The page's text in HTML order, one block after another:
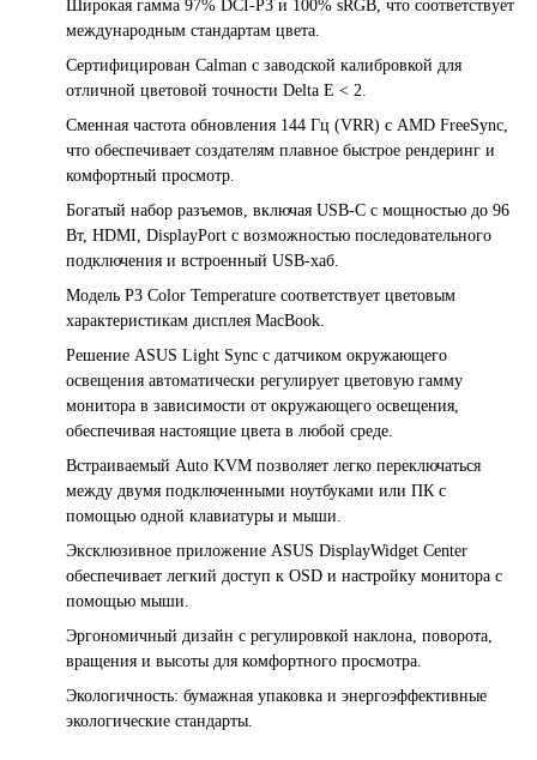
Широкая гамма 97% DCI-P3 и 100% sRGB, что соответствует
международным стандартам цвета.
Сертифицирован Calman с заводской калибровкой для
отличной цветовой точности Delta E < 2.
Сменная частота обновления 144 Гц (VRR) с AMD FreeSync,
что обеспечивает создателям плавное быстрое рендеринг и
комфортный просмотр.
Богатый набор разъемов, включая USB-C с мощностью до 96
Вт, HDMI, DisplayPort с возможностью последовательного
подключения и встроенный USB-хаб.
Модель P3 Color Temperature соответствует цветовым
характеристикам дисплея MacBook.
Решение ASUS Light Sync с датчиком окружающего
освещения автоматически регулирует цветовую гамму
монитора в зависимости от окружающего освещения,
обеспечивая настоящие цвета в любой среде.
Встраиваемый Auto KVM позволяет легко переключаться
между двумя подключенными ноутбуками или ПК с
помощью одной клавиатуры и мыши.
Эксклюзивное приложение ASUS DisplayWidget Center
обеспечивает легкий доступ к OSD и настройку монитора с
помощью мыши.
Эргономичный дизайн с регулировкой наклона, поворота,
вращения и высоты для комфортного просмотра.
Экологичность: бумажная упаковка и энергоэффективные
экологические стандарты.